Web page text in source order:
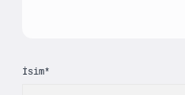
İsim*